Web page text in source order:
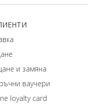
и замяна
ваучери
loyalty card